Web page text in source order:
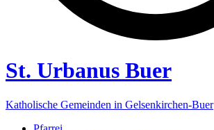
St. Urbanus Buer
Katholische Gemeinden in Gelsenkirchen-Buer